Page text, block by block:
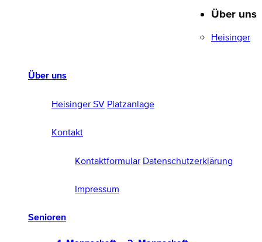
1952/96 E.V.
Über uns
Heisinger SV Platzanlage
Kontakt
Kontaktformular Datenschutzerklärung
Impressum
Senioren
Über uns
Heisinger